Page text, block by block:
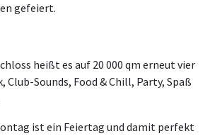
gefeiert.
heißt es auf 20 000 qm erneut vier
Club-Sounds, Food & Chill, Party, Spaß
ist ein Feiertag und damit perfekt